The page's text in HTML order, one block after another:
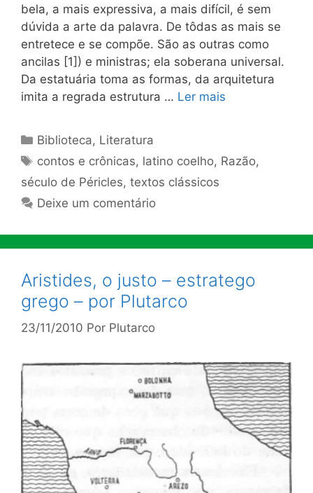
bela, a mais expressiva, a mais di­fícil, é sem
dúvida a arte da palavra. De tôdas as mais se
entre­tece e se compõe. São as outras como
ancilas [1]) e ministras; ela soberana universal.
Da estatuária toma as formas, da arquite­tura
imita a regrada estrutura … Ler mais
Categorias
Biblioteca, Literatura
Tags
contos e crônicas, latino coelho, Razão,
século de Péricles, textos clássicos
Deixe um comentário
Aristides, o justo – estratego
grego – por Plutarco
23/11/2010 Por Plutarco